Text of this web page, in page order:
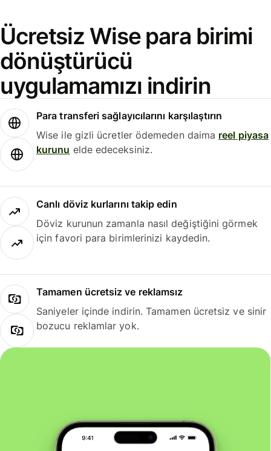
Ücretsiz Wise para birimi
dönüştürücü
uygulamamızı indirin
Para transferi sağlayıcılarını karşılaştırın
Wise ile gizli ücretler ödemeden daima reel piyasa
kurunu elde edeceksiniz.
Canlı döviz kurlarını takip edin
Döviz kurunun zamanla nasıl değiştiğini görmek
için favori para birimlerinizi kaydedin.
Tamamen ücretsiz ve reklamsız
Saniyeler içinde indirin. Tamamen ücretsiz ve sinir
bozucu reklamlar yok.